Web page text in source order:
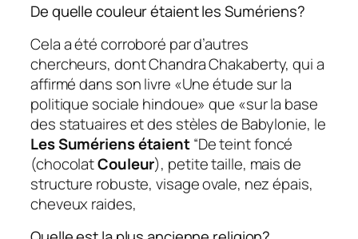
De quelle couleur étaient les Sumériens?
Cela a été corroboré par d’autres
chercheurs, dont Chandra Chakaberty, qui a
affirmé dans son livre «Une étude sur la
politique sociale hindoue» que «sur la base
des statuaires et des stèles de Babylonie, le
Les Sumériens étaient“De teint foncé
(chocolatCouleur), petite taille, mais de
structure robuste, visage ovale, nez épais,
cheveux raides,